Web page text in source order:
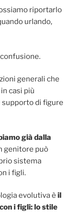
riportarlo
urlando,
generali che
casi più
supporto di figure
già dalla
genitore può
sistema
i figli.
evolutiva è il
i figli: lo stile